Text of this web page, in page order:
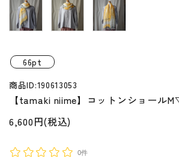
66pt
商品ID:190613053
【tamaki niime】コットンショール
6,600円(税込)
0件